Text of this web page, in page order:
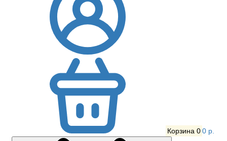
Корзина 00 р.